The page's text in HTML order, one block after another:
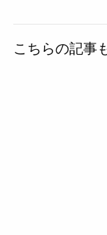
こちらの記事